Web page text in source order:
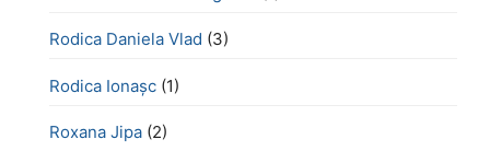
Rodica Daniela Vlad (3)
Rodica Ionașc (1)
Roxana Jipa (2)